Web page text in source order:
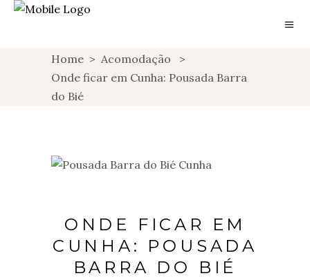
Home > Acomodação
>
Onde ficar em Cunha: Pousada Barra
do Bié
ONDE FICAR EM
CUNHA: POUSADA
BARRA DO BIÉ